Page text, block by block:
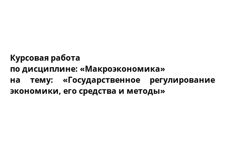
Курсовая работа
по дисциплине: «Макроэкономика»
на тему: «Государственное регулирование
экономики, его средства и методы»